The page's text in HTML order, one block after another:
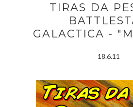
TIRAS DA
GALACTICA -
18.6.11